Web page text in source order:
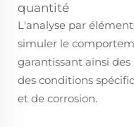
quantité
L'analyse par
simuler le
garantissant ainsi
des conditions
et de corrosion.